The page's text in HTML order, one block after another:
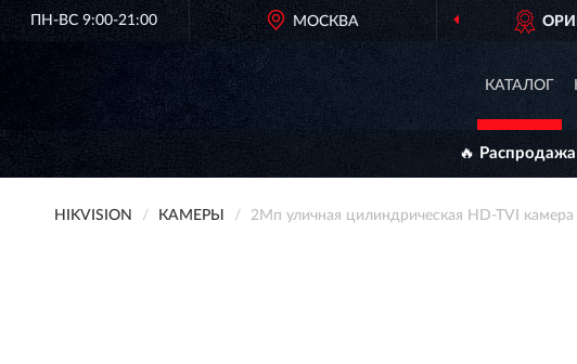
ПН-ВС 9:00-21:00 МОСКВА
КАТАЛОГ
🔥 Распродажа
HIKVISION КАМЕРЫ 2Мп уличная цилиндрическая HD-TVI